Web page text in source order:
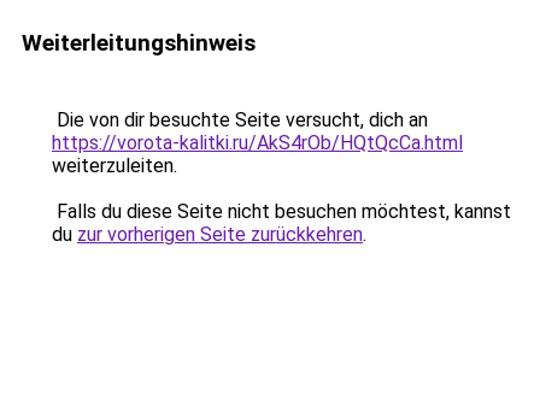
Weiterleitungshinweis
Die von dir besuchte Seite versucht, dich an
https://vorota-kalitki.ru/AkS4rOb/HQtQcCa.html
weiterzuleiten.
Falls du diese Seite nicht besuchen möchtest, kannst
du zur vorherigen Seite zurückkehren.